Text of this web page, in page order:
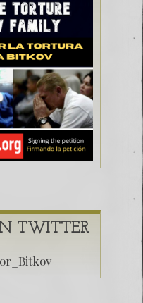
TWITTER